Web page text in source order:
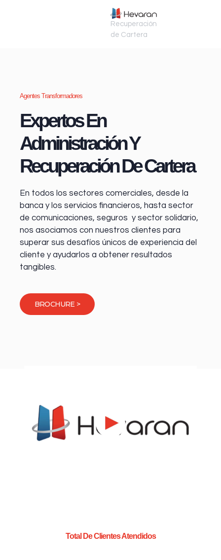
Recuperación
de Cartera
Agentes Transformadores
Expertos En
Administración Y
Recuperación De Cartera
En todos los sectores comerciales, desde la
banca y los servicios financieros, hasta sector
de comunicaciones, seguros y sector solidario,
nos asociamos con nuestros clientes para
superar sus desafíos únicos de experiencia del
cliente y ayudarlos a obtener resultados
tangibles.
BROCHURE >
Total De Clientes Atendidos